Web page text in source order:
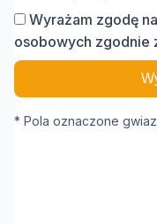
Wyrażam zgodę
osobowych zgodnie
* Pola oznaczone